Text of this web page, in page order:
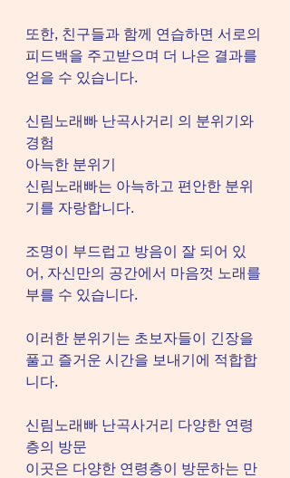
또한, 친구들과 함께 연습하면 서로의
피드백을 주고받으며 더 나은 결과를
얻을 수 있습니다.
신림노래빠 난곡사거리 의 분위기와
경험
아늑한 분위기
신림노래빠는 아늑하고 편안한 분위
기를 자랑합니다.
조명이 부드럽고 방음이 잘 되어 있
어, 자신만의 공간에서 마음껏 노래를
부를 수 있습니다.
이러한 분위기는 초보자들이 긴장을
풀고 즐거운 시간을 보내기에 적합합
니다.
신림노래빠 난곡사거리 다양한 연령
층의 방문
이곳은 다양한 연령층이 방문하는 만